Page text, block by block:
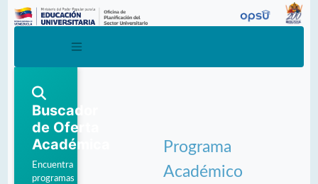
Buscador
de Oferta
Académica
Encuentra
programas
Programa
Académico